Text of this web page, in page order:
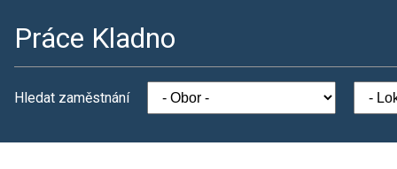
Práce Kladno
Hledat zaměstnání